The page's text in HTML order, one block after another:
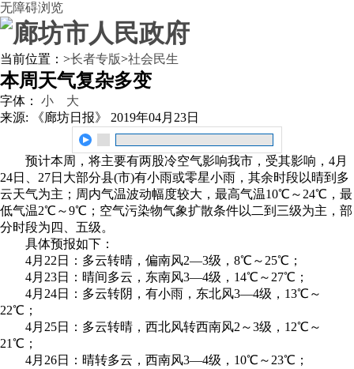
无障碍浏览
当前位置： >长者专版>社会民生
本周天气复杂多变
字体： 小
大
来源: 《廊坊日报》
2019年04月23日
预计本周，将主要有两股冷空气影响我市，受其影响，4月
24日、27日大部分县(市)有小雨或零星小雨，其余时段以晴到多
云天气为主；周内气温波动幅度较大，最高气温10℃～24℃，最
低气温2℃～9℃；空气污染物气象扩散条件以二到三级为主，部
分时段为四、五级。
具体预报如下：
4月22日：多云转晴，偏南风2—3级，8℃～25℃；
4月23日：晴间多云，东南风3—4级，14℃～27℃；
4月24日：多云转阴，有小雨，东北风3—4级，13℃～
22℃；
4月25日：多云转晴，西北风转西南风2～3级，12℃～
21℃；
4月26日：晴转多云，西南风3—4级，10℃～23℃；